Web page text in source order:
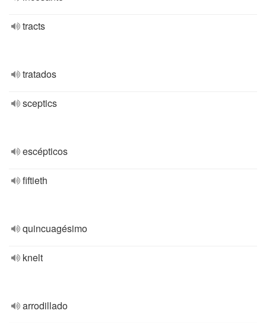
tracts
tratados
sceptics
escépticos
fiftieth
quincuagésimo
knelt
arrodillado